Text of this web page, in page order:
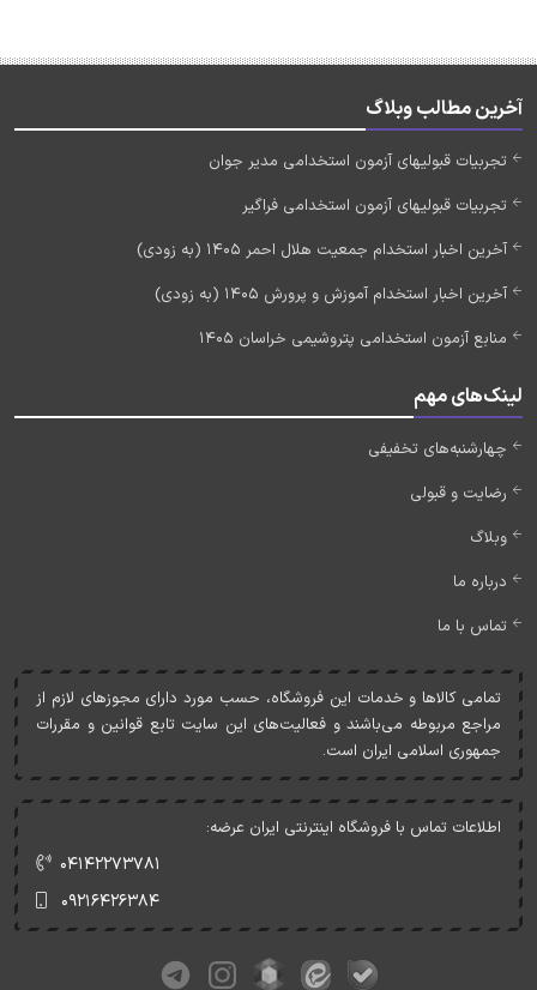
آخرین مطالب وبلاگ
تجربیات قبولیهای آزمون استخدامی مدیر جوان
تجربیات قبولیهای آزمون استخدامی فراگیر
آخرین اخبار استخدام جمعیت هلال احمر 1405 (به زودی)
آخرین اخبار استخدام آموزش و پرورش 1405 (به زودی)
منابع آزمون استخدامی پتروشیمی خراسان 1405
لینک‌های مهم
چهارشنبه‌های تخفیفی
رضایت و قبولی
وبلاگ
درباره ما
تماس با ما
تمامی کالاها و خدمات اين فروشگاه، حسب مورد دارای مجوزهای لازم از
مراجع مربوطه می‌باشند و فعاليت‌های اين سايت تابع قوانين و مقررات
جمهوری اسلامی ايران است.
اطلاعات تماس با فروشگاه اینترنتی ایران عرضه:
۰۴۱۴۲۲۷۳۷۸۱
۰۹۲۱۶۴۲۶۳۸۴